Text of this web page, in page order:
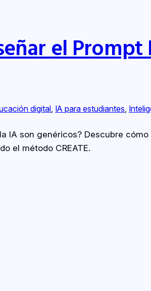
el Prompt
digital, IA para estudiantes,
IA son genéricos? Descubre
el método CREATE.